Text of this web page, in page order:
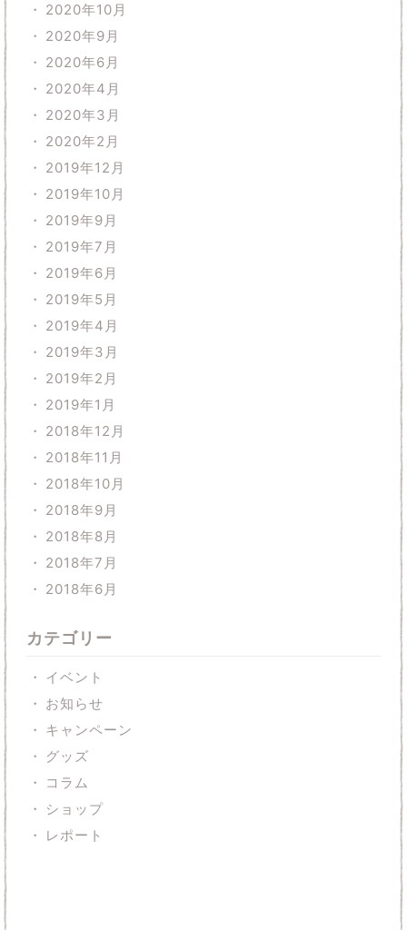
2020年10月
2020年9月
2020年6月
2020年4月
2020年3月
2020年2月
2019年12月
2019年10月
2019年9月
2019年7月
2019年6月
2019年5月
2019年4月
2019年3月
2019年2月
2019年1月
2018年12月
2018年11月
2018年10月
2018年9月
2018年8月
2018年7月
2018年6月
カテゴリー
イベント
お知らせ
キャンペーン
グッズ
コラム
ショップ
レポート